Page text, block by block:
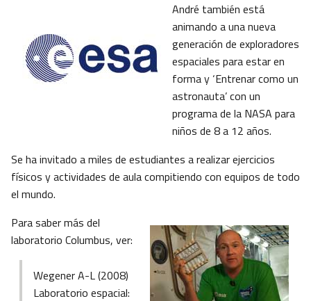
André también está
animando a una nueva
generación de exploradores
espaciales para estar en
forma y ‘Entrenar como un
astronauta’ con un
programa de la NASA para
niños de 8 a 12 años.
Se ha invitado a miles de estudiantes a realizar ejercicios
físicos y actividades de aula compitiendo con equipos de todo
el mundo.
Para saber más del
laboratorio Columbus, ver:
Wegener A-L (2008)
Laboratorio espacial: